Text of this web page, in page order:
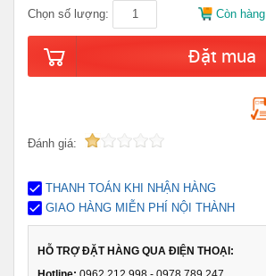
Chọn số lượng: Còn hàng
Đặt mua
Đánh giá:
THANH TOÁN KHI NHẬN HÀNG
GIAO HÀNG MIỄN PHÍ NỘI THÀNH
HỖ TRỢ ĐẶT HÀNG QUA ĐIỆN THOẠI: